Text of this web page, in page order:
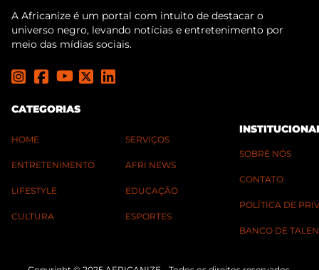
A Africanize é um portal com intuito de destacar o
universo negro, levando notícias e entretenimento por
meio das mídias sociais.
CATEGORIAS
HOME
ENTRETENIMENTO
LIFESTYLE
CULTURA
SERVIÇOS
AFRI NEWS
EDUCAÇÃO
ESPORTES
SOBRE NÓS
CONTATO
POLÍTICA DE
BANCO DE